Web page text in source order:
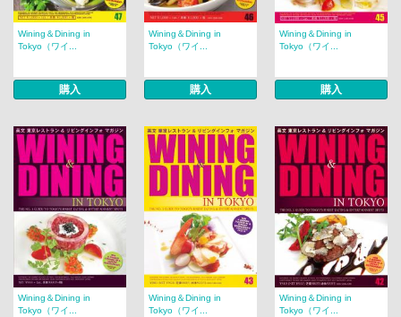
Wining＆Dining in
Tokyo（ワイ...
購入
Wining＆Dining in
Tokyo（ワイ...
購入
Wining＆Dining in
Tokyo（ワイ...
購入
Wining＆Dining in
Tokyo（ワイ...
Wining＆Dining in
Tokyo（ワイ...
Wining＆Dining in
Tokyo（ワイ...